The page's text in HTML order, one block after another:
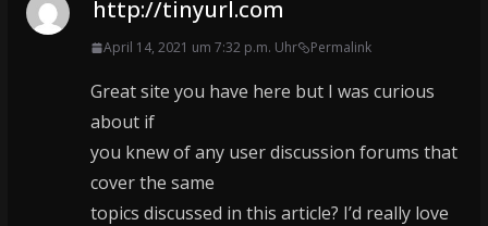
http://tinyurl.com
April 14, 2021 um 7:32 p.m. Uhr Permalink
Great site you have here but I was curious
about if
you knew of any user discussion forums that
cover the same
topics discussed in this article? I’d really love